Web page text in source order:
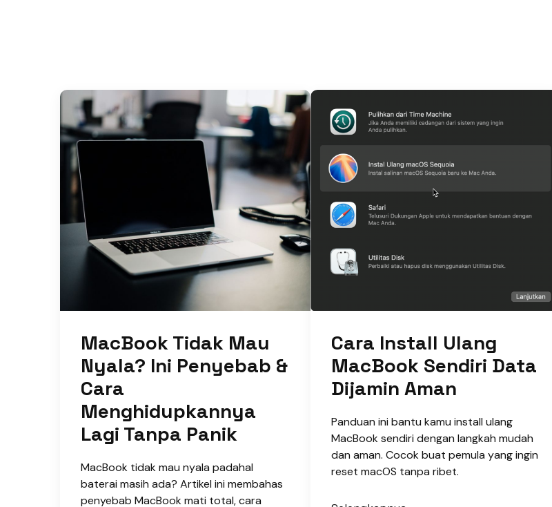
MacBook Tidak Mau
Nyala? Ini Penyebab &
Cara
Menghidupkannya
Lagi Tanpa Panik
MacBook tidak mau nyala padahal
baterai masih ada? Artikel ini membahas
penyebab MacBook mati total, cara
Cara Install Ulang
MacBook Sendiri Data
Dijamin Aman
Panduan ini bantu kamu install ulang
MacBook sendiri dengan langkah mudah
dan aman. Cocok buat pemula yang ingin
reset macOS tanpa ribet.